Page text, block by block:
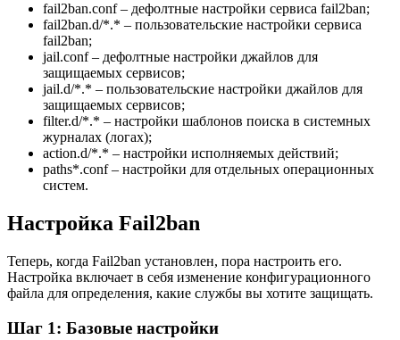
fail2ban.conf – дефолтные настройки сервиса fail2ban;
fail2ban.d/*.* – пользовательские настройки сервиса
fail2ban;
jail.conf – дефолтные настройки джайлов для
защищаемых сервисов;
jail.d/*.* – пользовательские настройки джайлов для
защищаемых сервисов;
filter.d/*.* – настройки шаблонов поиска в системных
журналах (логах);
action.d/*.* – настройки исполняемых действий;
paths*.conf – настройки для отдельных операционных
систем.
Настройка Fail2ban
Теперь, когда Fail2ban установлен, пора настроить его.
Настройка включает в себя изменение конфигурационного
файла для определения, какие службы вы хотите защищать.
Шаг 1: Базовые настройки